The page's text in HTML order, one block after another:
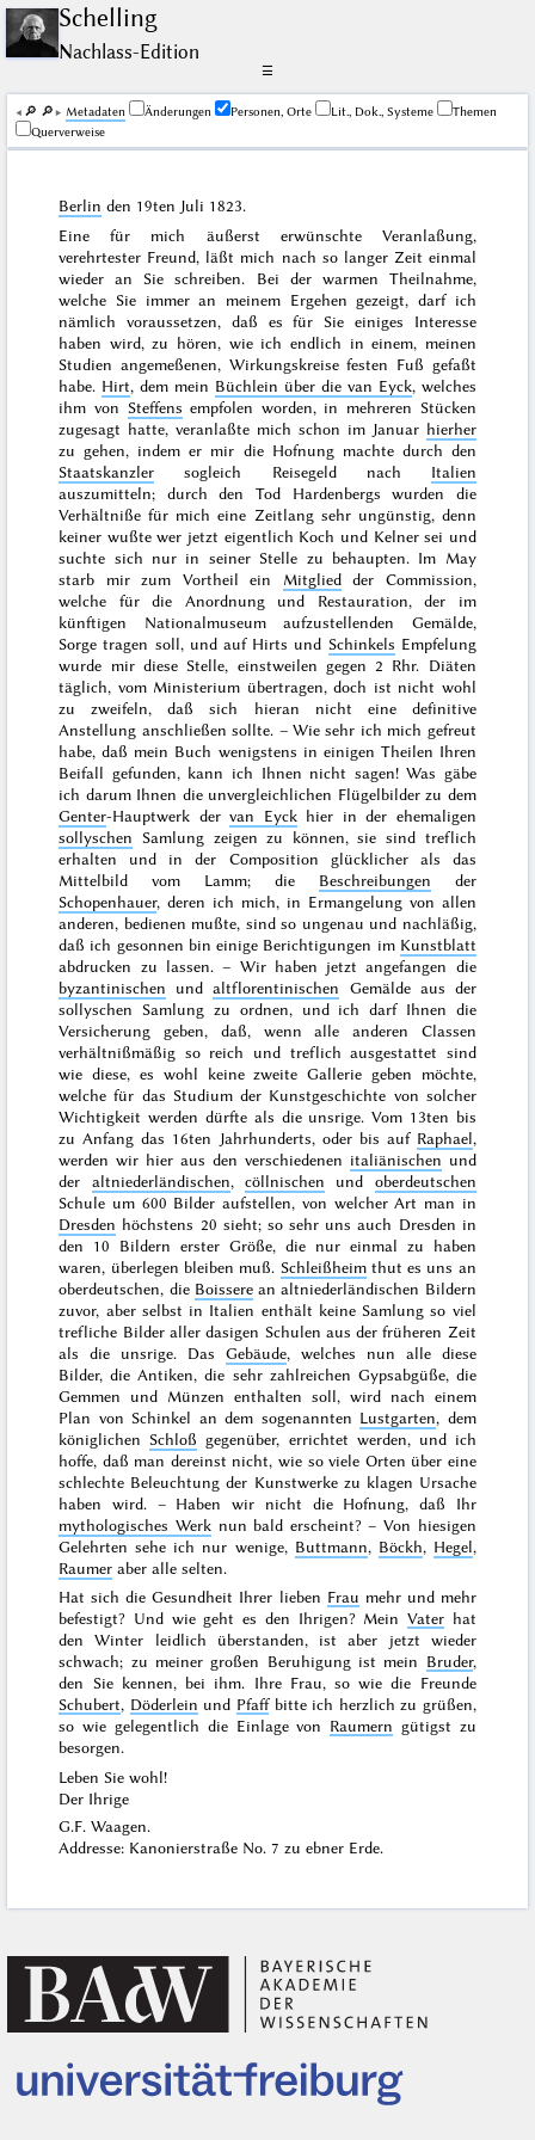
Schelling
Nachlass-Edition
☰
🔎︎ 🔎︎ Me­ta­da­ten Änderungen Personen, Orte Lit., Dok., Systeme
Themen
Querverweise
Berlin den 19ten Juli 1823.
Eine für mich äußerst erwünschte Veranlaßung,
verehrtester Freund, läßt mich nach so langer Zeit einmal
wieder an Sie schreiben. Bei der warmen Theilnahme,
welche Sie immer an meinem Ergehen gezeigt, darf ich
nämlich voraussetzen, daß es für Sie einiges Interesse
haben wird, zu hören, wie ich endlich in einem, meinen
Studien angemeßenen, Wirkungskreise festen Fuß gefaßt
habe. Hirt, dem mein Büchlein über die van Eyck, welches
ihm von Steffens empfolen worden, in mehreren Stücken
zugesagt hatte, veranlaßte mich schon im Januar hierher
zu gehen, indem er mir die Hofnung machte durch den
Staatskanzler sogleich Reisegeld nach Italien
auszumitteln; durch den Tod Hardenbergs wurden die
Verhältniße für mich eine Zeitlang sehr ungünstig, denn
keiner wußte wer jetzt eigentlich Koch und Kelner sei und
suchte sich nur in seiner Stelle zu behaupten. Im May
starb mir zum Vortheil ein Mitgliedder Commission,
welche für die Anordnung und Restauration, der im
künftigen Nationalmuseum aufzustellenden Gemälde,
Sorge tragen soll, und auf Hirts und Schinkels Empfelung
wurde mir diese Stelle, einstweilen gegen 2 Rhr. Diäten
täglich, vom Ministerium übertragen, doch ist nicht wohl
zu zweifeln, daß sich hieran nicht eine definitive
Anstellung anschließen sollte. – Wie sehr ich mich gefreut
habe, daß mein Buch wenigstens in einigen Theilen Ihren
Beifall gefunden, kann ich Ihnen nicht sagen! Was gäbe
ich darum Ihnen die unvergleichlichen Flügelbilder zu dem
Genter-Hauptwerk dervan Eyckhier in der ehemaligen
sollyschen Samlung zeigen zu können, sie sind treflich
erhalten und in der Composition glücklicher als das
Mittelbild vom Lamm; die Beschreibungen der
Schopenhauer, deren ich mich, in Ermangelung von allen
anderen, bedienen mußte, sind so ungenau und nachläßig,
daß ich gesonnen bin einige Berichtigungen im Kunstblatt
abdrucken zu lassen. – Wir haben jetzt angefangen die
byzantinischen undaltflorentinischen Gemälde aus der
sollyschen Samlung zu ordnen, und ich darf Ihnen die
Versicherung geben, daß, wenn alle anderen Classen
verhältnißmäßig so reich und treflich ausgestattet sind
wie diese, es wohl keine zweite Gallerie geben möchte,
welche für das Studium der Kunstgeschichte von solcher
Wichtigkeit werden dürfte als die unsrige. Vom 13ten bis
zu Anfang das 16ten Jahrhunderts, oder bis auf Raphael,
werden wir hier aus den verschiedenen italiänischen und
der altniederländischen,cöllnischen und oberdeutschen
Schule um 600 Bilder aufstellen, von welcher Art man in
Dresden höchstens 20 sieht; so sehr uns auch Dresden in
den 10 Bildern erster Größe, die nur einmal zu haben
waren, überlegen bleiben muß. Schleißheimthut es uns an
oberdeutschen, die Boisserean altniederländischen Bildern
zuvor, aber selbst in Italien enthält keine Samlung so viel
trefliche Bilder aller dasigen Schulen aus der früheren Zeit
als die unsrige. Das Gebäude, welches nun alle diese
Bilder, die Antiken, die sehr zahlreichen Gypsabgüße, die
Gemmen und Münzen enthalten soll, wird nach einem
Plan von Schinkel an dem sogenannten Lustgarten, dem
königlichenSchloß gegenüber, errichtet werden, und ich
hoffe, daß man dereinst nicht, wie so viele Orten über eine
schlechte Beleuchtung der Kunstwerke zu klagen Ursache
haben wird. – Haben wir nicht die Hofnung, daß Ihr
mythologisches Werknun bald erscheint? – Von hiesigen
Gelehrten sehe ich nur wenige, Buttmann, Böckh, Hegel,
Raumer aber alle selten.
Hat sich die Gesundheit Ihrer lieben Frau mehr und mehr
befestigt? Und wie geht es den Ihrigen? MeinVater hat
den Winter leidlich überstanden, ist aber jetzt wieder
schwach; zu meiner großen Beruhigung ist mein Bruder,
den Sie kennen, bei ihm. Ihre Frau, so wie die Freunde
Schubert, Döderlein und Pfaffbitte ich herzlich zu grüßen,
so wie gelegentlich die Einlage von Raumern gütigst zu
besorgen.
Leben Sie wohl!
Der Ihrige
G.F. Waagen.
Addresse: Kanonierstraße No. 7 zu ebner Erde.